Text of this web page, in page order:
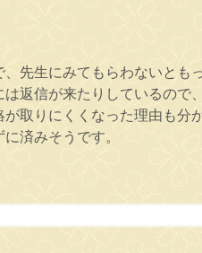
先生にみてもらわないとも
返信が来たりしているので
取りにくくなった理由も分
済みそうです。